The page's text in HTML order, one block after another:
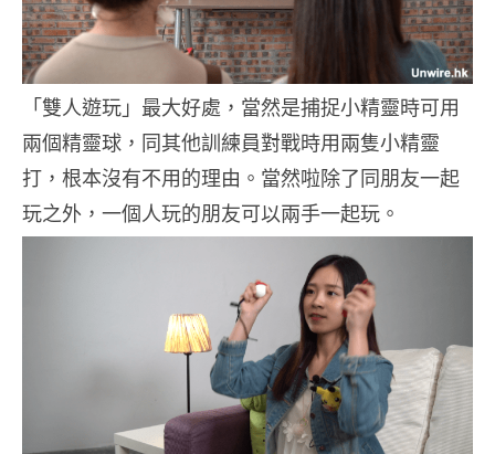
「雙人遊玩」最大好處，當然是捕捉小精靈時可用
兩個精靈球，同其他訓練員對戰時用兩隻小精靈
打，根本沒有不用的理由。當然啦除了同朋友一起
玩之外，一個人玩的朋友可以兩手一起玩。